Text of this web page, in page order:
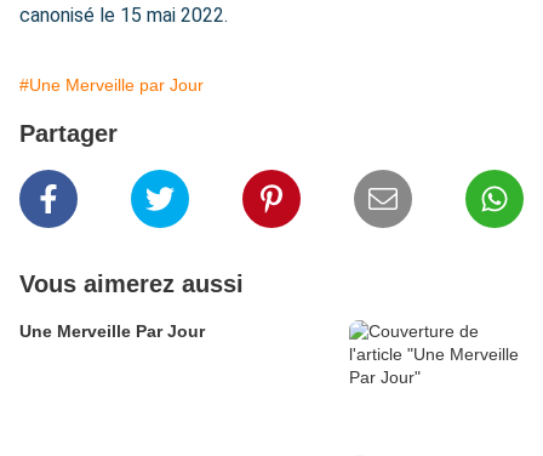
canonisé le 15 mai 2022.
#Une Merveille par Jour
Partager
Vous aimerez aussi
Une Merveille Par Jour